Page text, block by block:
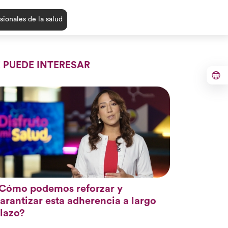
de la salud
PUEDE INTERESAR
podemos reforzar y
esta adherencia a largo